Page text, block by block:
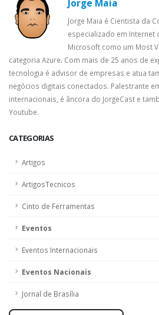
CATEGORIAS
Artigos
ArtigosTecnicos
Cinto de Ferramentas
Eventos
Eventos Internacionais
Eventos Nacionais
Jornal de Brasília
Jorge Maia
Jorge Maia é Cientista da
especializado em Internet
Microsoft como um Most
categoria Azure. Com mais de 25 anos de
tecnologia é advisor de empresas e atua
negócios digitais conectados. Palestrante
internacionais, é âncora do JorgeCast e
Youtube.